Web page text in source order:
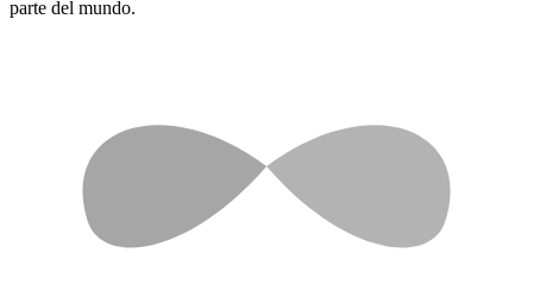
parte del mundo.